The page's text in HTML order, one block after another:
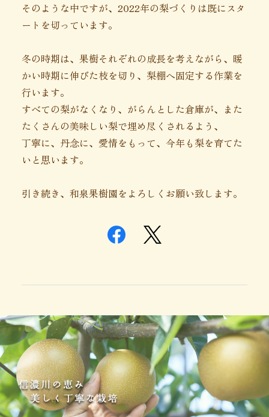
そのような中ですが、2022年の梨づくりは既にスタ
ートを切っています。
冬の時期は、果樹それぞれの成長を考えながら、暖
かい時期に伸びた枝を切り、梨棚へ固定する作業を
行います。
すべての梨がなくなり、がらんとした倉庫が、また
たくさんの美味しい梨で埋め尽くされるよう、
丁寧に、丹念に、愛情をもって、今年も梨を育てた
いと思います。
引き続き、和泉果樹園をよろしくお願い致します。